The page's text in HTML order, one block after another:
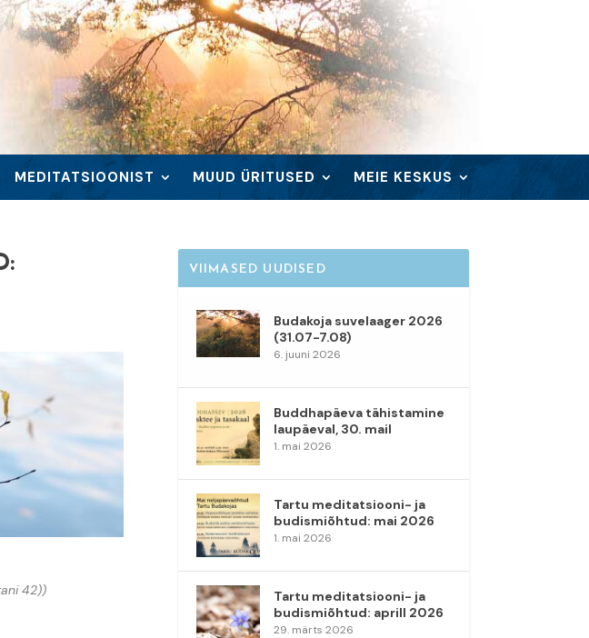
MEDITATSIOONIST MUUD ÜRITUSED MEIE KESKUS
42))
VIIMASED UUDISED
Budakoja suvelaager 2026
(31.07-7.08)
6. juuni 2026
Buddhapäeva tähistamine
laupäeval, 30. mail
1. mai 2026
Tartu meditatsiooni- ja
budismiõhtud: mai 2026
1. mai 2026
Tartu meditatsiooni- ja
budismiõhtud: aprill 2026
29. märts 2026